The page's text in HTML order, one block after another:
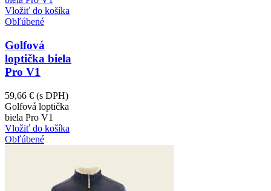
Vložiť do košíka
Obľúbené
Golfová
loptička biela
Pro V1
59,66 € (s DPH)
Golfová loptička
biela Pro V1
Vložiť do košíka
Obľúbené